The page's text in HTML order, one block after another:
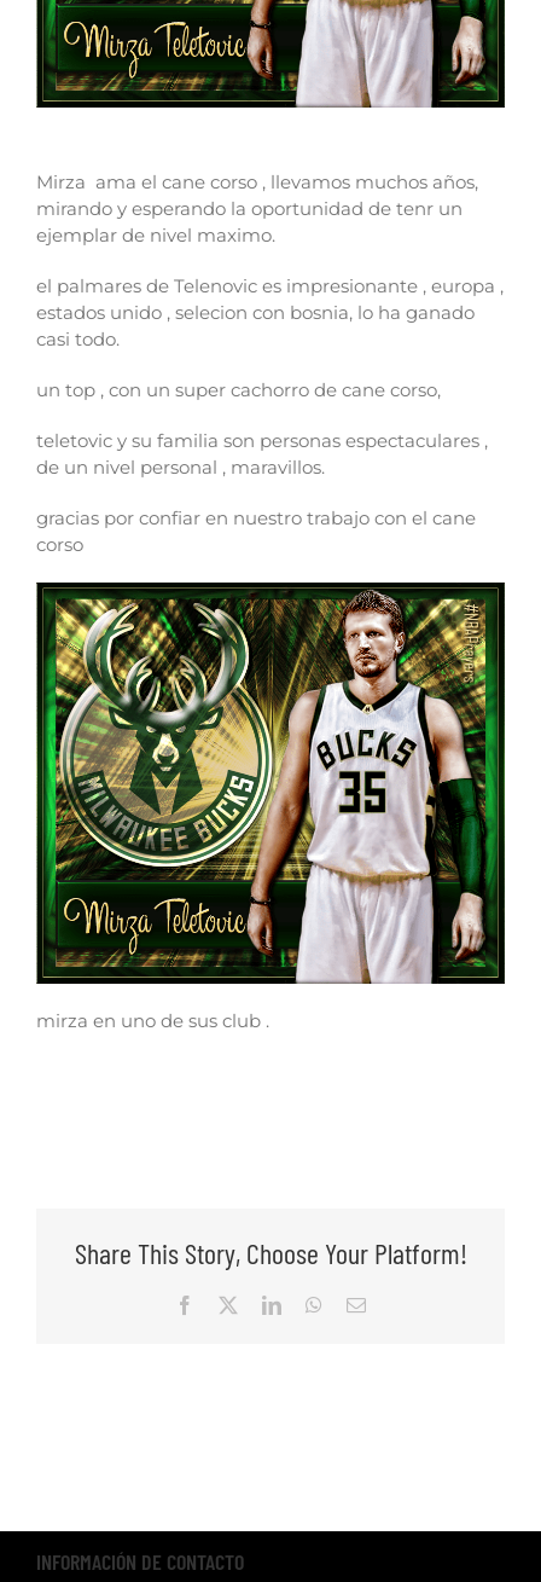
Mirza ama el cane corso , llevamos muchos años,
mirando y esperando la oportunidad de tenr un
ejemplar de nivel maximo.
el palmares de Telenovic es impresionante , europa ,
estados unido , selecion con bosnia, lo ha ganado
casi todo.
un top , con un super cachorro de cane corso,
teletovic y su familia son personas espectaculares ,
de un nivel personal , maravillos.
gracias por confiar en nuestro trabajo con el cane
corso
mirza en uno de sus club .
Share This Story, Choose Your Platform!
Facebook LinkedInWhatsApp
Email
INFORMACIÓN DE CONTACTO